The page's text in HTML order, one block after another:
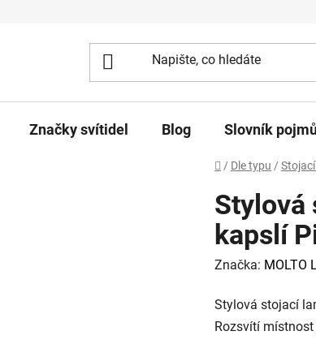
Značky svítidel Blog Slovník
Domů
/ Dle typu /
Stylová
kapslí
Značka: MOLTO
Stylová stojací
Rozsvítí